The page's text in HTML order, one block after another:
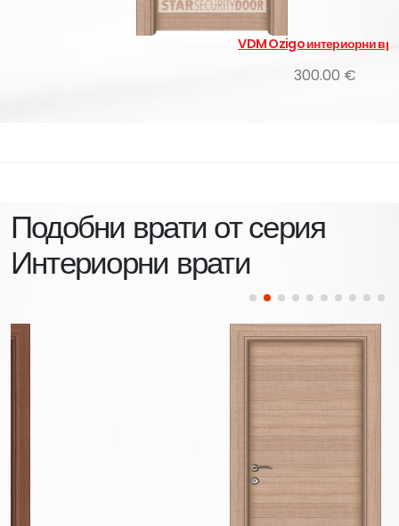
VDM Ozigo интериорни врати
Подобни врати от серия
Интериорни врати